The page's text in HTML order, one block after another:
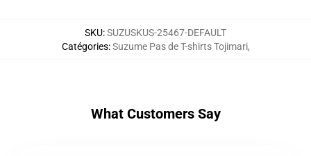
SKU:SUZUSKUS-25467-DEFAULT
Catégories:Suzume Pas de T-shirts Tojimari,
What Customers Say